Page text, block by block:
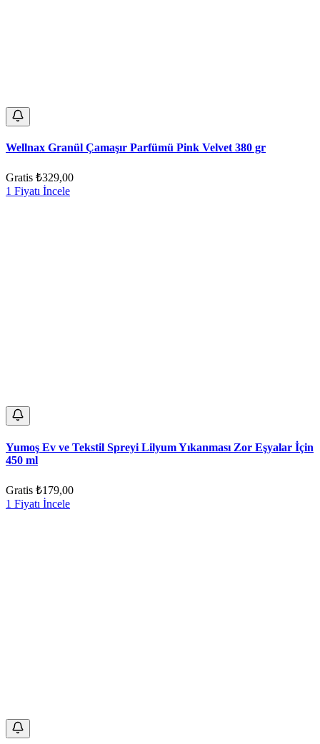
Wellnax Granül Çamaşır Parfümü Pink Velvet 380 gr
Gratis ₺329,00
1 Fiyatı İncele
Yumoş Ev ve Tekstil Spreyi Lilyum Yıkanması Zor Eşyalar İçin
450 ml
Gratis ₺179,00
1 Fiyatı İncele